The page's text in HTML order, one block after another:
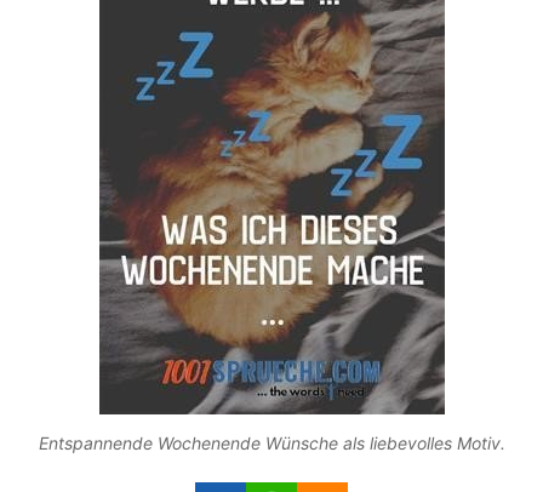
Entspannende Wochenende Wünsche als liebevolles Motiv.